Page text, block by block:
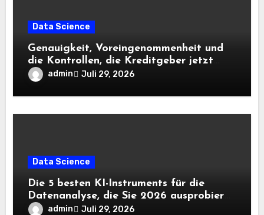
Data Science
Genauigkeit, Voreingenommenheit und
die Kontrollen, die Kreditgeber jetzt
benötigen |
admin Juli 29, 2026
Data Science
Die 5 besten KI-Instruments für die
Datenanalyse, die Sie 2026 ausprobieren
solltenadmin Juli 29, 2026